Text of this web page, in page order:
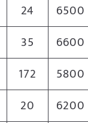
24 6500
35 6600
172 5800
20 6200